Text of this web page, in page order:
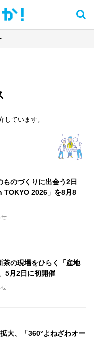
か！
しています。
ものづくりに出会う2日
TOKYO 2026」を8月8
せ
茶の現場をひらく「産地
5月2日に初開催
せ
拡大、「360°よねざわオー